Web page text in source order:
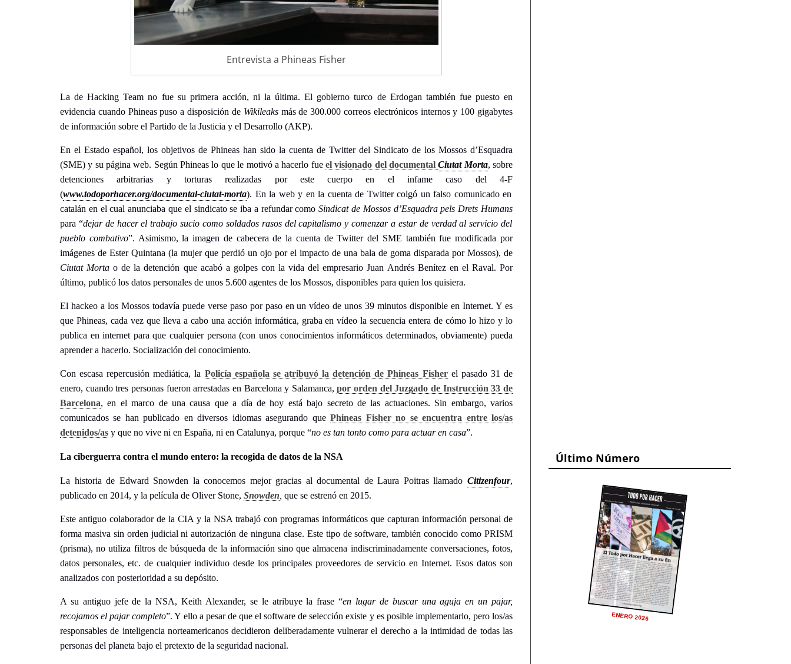
Entrevista a Phineas Fisher
La de Hacking Team no fue su primera acción, ni la última. El gobierno turco de Erdogan también fue puesto en
evidencia cuando Phineas puso a disposición de Wikileaksmás de 300.000 correos electrónicos internos y 100 gigabytes
de información sobre el Partido de la Justicia y el Desarrollo (AKP).
En el Estado español, los objetivos de Phineas han sido la cuenta de Twitter del Sindicato de los Mossos d’Esquadra
(SME) y su página web. Según Phineas lo que le motivó a hacerlo fue el visionado del documentalCiutat Morta, sobre
detenciones arbitrarias y torturas realizadas por este cuerpo en el infame caso del 4-F
(www.todoporhacer.org/documental-ciutat-morta). En la web y en la cuenta de Twitter colgó un falso comunicado en
catalán en el cual anunciaba que el sindicato se iba a refundar comoSindicat de Mossos d’Esquadra pels Drets Humans
para “dejar de hacer el trabajo sucio como soldados rasos del capitalismo y comenzar a estar de verdad al servicio del
pueblo combativo”. Asimismo, la imagen de cabecera de la cuenta de Twitter del SME también fue modificada por
imágenes de Ester Quintana (la mujer que perdió un ojo por el impacto de una bala de goma disparada por Mossos), de
Ciutat Morta o de la detención que acabó a golpes con la vida del empresario Juan Andrés Benítez en el Raval. Por
último, publicó los datos personales de unos 5.600 agentes de los Mossos, disponibles para quien los quisiera.
El hackeo a los Mossos todavía puede verse paso por paso en un vídeo de unos 39 minutos disponible en Internet. Y es
que Phineas, cada vez que lleva a cabo una acción informática, graba en vídeo la secuencia entera de cómo lo hizo y lo
publica en internet para que cualquier persona (con unos conocimientos informáticos determinados, obviamente) pueda
aprender a hacerlo. Socialización del conocimiento.
Con escasa repercusión mediática, la Policía española se atribuyó la detención de Phineas Fisherel pasado 31 de
enero, cuando tres personas fueron arrestadas en Barcelona y Salamanca,por orden del Juzgado de Instrucción 33 de
Barcelona, en el marco de una causa que a día de hoy está bajo secreto de las actuaciones. Sin embargo, varios
comunicados se han publicado en diversos idiomas asegurando quePhineas Fisher no se encuentra entre los/as
detenidos/as y que no vive ni en España, ni en Catalunya, porque “no es tan tonto como para actuaren casa”.
La ciberguerra contra el mundo entero: la recogida de datos de la NSA
La historia de Edward Snowden la conocemos mejor gracias al documental de Laura Poitras llamado Citizenfour,
publicado en 2014, y la película de Oliver Stone, Snowden que se estrenó en 2015.
Este antiguo colaborador de la CIA y la NSA trabajó con programas informáticos que capturan información personal de
forma masiva sin orden judicial ni autorización de ninguna clase. Este tipo de software, también conocido como PRISM
(prisma), no utiliza filtros de búsqueda de la información sino que almacena indiscriminadamente conversaciones, fotos,
datos personales, etc. de cualquier individuo desde los principales proveedores de servicio en Internet. Esos datos son
analizados con posterioridad a su depósito.
A su antiguo jefe de la NSA, Keith Alexander, se le atribuye la frase “en lugar de buscar una aguja en un pajar,
recojamos el pajar completo”. Y ello a pesar de que el software de selección existe y es posible implementarlo, pero los/as
responsables de inteligencia norteamericanos decidieron deliberadamente vulnerar el derecho a la intimidad de todas las
personas del planeta bajo el pretexto de la seguridad nacional.
Último Número
ENERO 2026